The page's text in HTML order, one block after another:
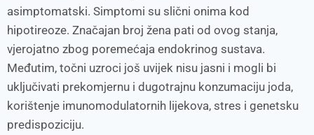
asimptomatski. Simptomi su slični onima kod
hipotireoze. Značajan broj žena pati od ovog stanja,
vjerojatno zbog poremećaja endokrinog sustava.
Međutim, točni uzroci još uvijek nisu jasni i mogli bi
uključivati prekomjernu i dugotrajnu konzumaciju joda,
korištenje imunomodulatornih lijekova, stres i genetsku
predispoziciju.